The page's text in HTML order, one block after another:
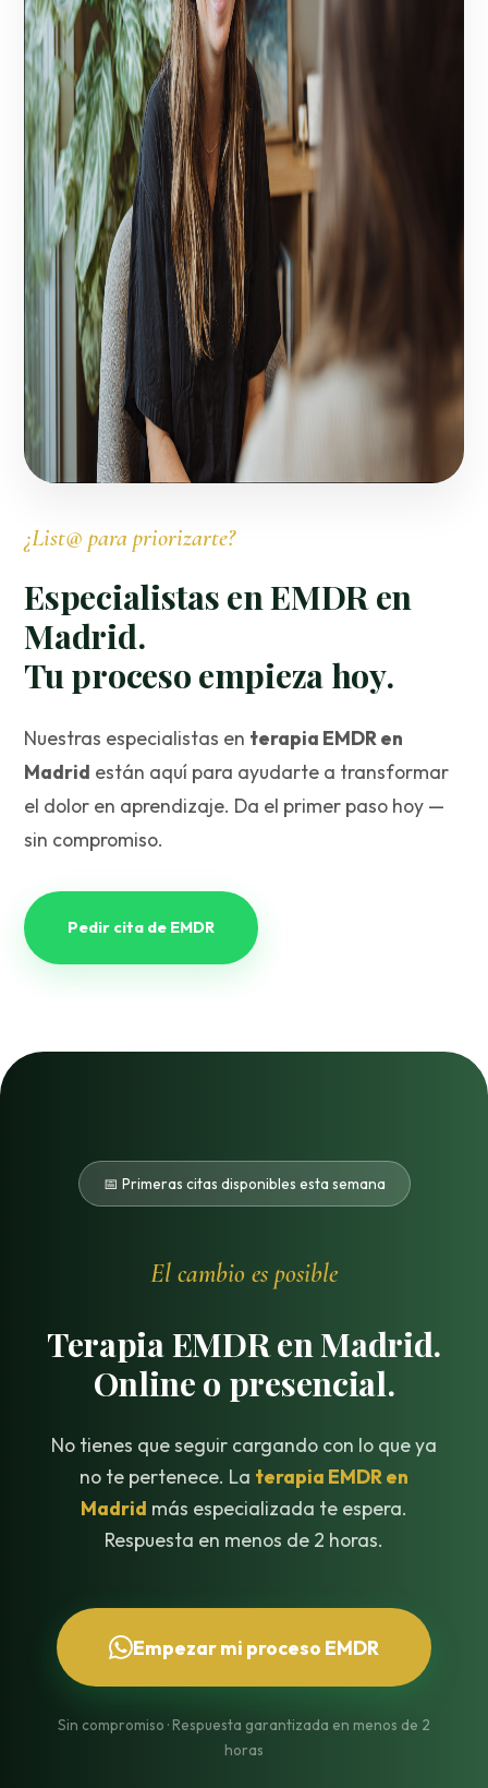
¿List@ para priorizarte?
Especialistas en EMDR en
Madrid.
Tu proceso empieza hoy.
Nuestras especialistas en terapia EMDR en
Madrid están aquí para ayudarte a transformar
el dolor en aprendizaje. Da el primer paso hoy —
sin compromiso.
Pedir cita de EMDR
📅 Primeras citas disponibles esta semana
El cambio es posible
Terapia EMDR en Madrid.
Online o presencial.
No tienes que seguir cargando con lo que ya
no te pertenece. La terapia EMDR en
Madrid más especializada te espera.
Respuesta en menos de 2 horas.
Empezar mi proceso EMDR
Sin compromiso · Respuesta garantizada en menos de 2
horas